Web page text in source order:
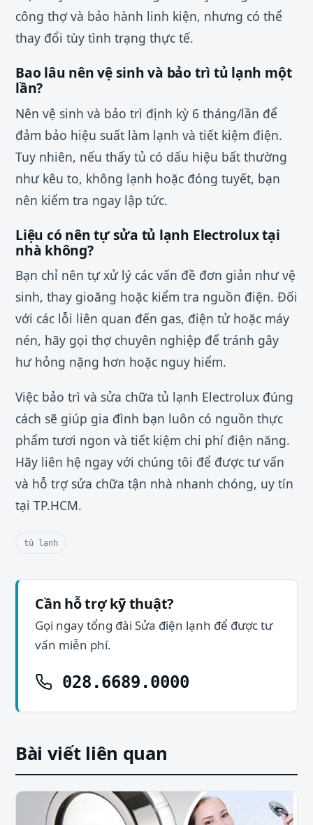
công thợ và bảo hành linh kiện, nhưng có thể
thay đổi tùy tình trạng thực tế.
Bao lâu nên vệ sinh và bảo trì tủ lạnh một
lần?
Nên vệ sinh và bảo trì định kỳ 6 tháng/lần để
đảm bảo hiệu suất làm lạnh và tiết kiệm điện.
Tuy nhiên, nếu thấy tủ có dấu hiệu bất thường
như kêu to, không lạnh hoặc đóng tuyết, bạn
nên kiểm tra ngay lập tức.
Liệu có nên tự sửa tủ lạnh Electrolux tại
nhà không?
Bạn chỉ nên tự xử lý các vấn đề đơn giản như vệ
sinh, thay gioăng hoặc kiểm tra nguồn điện. Đối
với các lỗi liên quan đến gas, điện tử hoặc máy
nén, hãy gọi thợ chuyên nghiệp để tránh gây
hư hỏng nặng hơn hoặc nguy hiểm.
Việc bảo trì và sửa chữa tủ lạnh Electrolux đúng
cách sẽ giúp gia đình bạn luôn có nguồn thực
phẩm tươi ngon và tiết kiệm chi phí điện năng.
Hãy liên hệ ngay với chúng tôi để được tư vấn
và hỗ trợ sửa chữa tận nhà nhanh chóng, uy tín
tại TP.HCM.
tủ lạnh
Cần hỗ trợ kỹ thuật?
Gọi ngay tổng đài Sửa điện lạnh để được tư
vấn miễn phí.
028.6689.0000
Bài viết liên quan